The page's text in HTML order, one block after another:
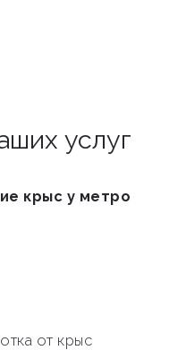
услуг
крыс у метро
от крыс